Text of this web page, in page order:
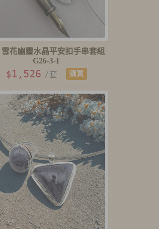
雪花幽靈水晶平安扣手串套組
G26-3-1
$1,526 /套 購買